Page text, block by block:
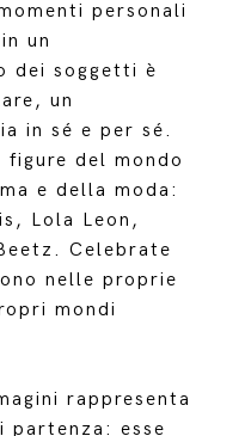
personali
un
dei soggetti è
un
in sé e per sé.
del mondo
e della moda:
Lola Leon,
Celebrate
nelle proprie
mondi
rappresenta
partenza: esse